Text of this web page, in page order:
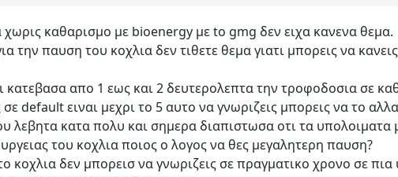
καθαρισμο με bioenergy με to gmg δεν ειχα κανενα θεμα.
την παυση του κοχλια δεν τιθετε θεμα γιατι μπορεις να
απο 1 εως και 2 δευτερολεπτα την τροφοδοσια σε
default ειναι μεχρι το 5 αυτο να γνωριζεις μπορεις να το
λεβητα κατα πολυ και σημερα διαπιστωσα οτι τα
του κοχλια ποιος ο λογος να θες μεγαλητερη παυση?
κοχλια δεν μπορεισ να γνωριζεις σε πραγματικο χρονο σε πια